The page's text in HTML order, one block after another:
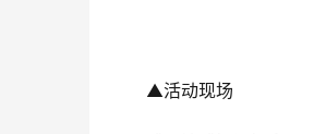
▲活动现场